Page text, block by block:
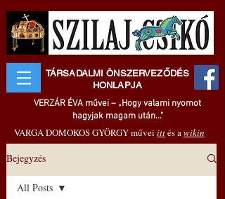
TÁRSADALMI ÖNSZERVEZŐDÉS
HONLAPJA
VERZÁR ÉVA művei – „Hogy valami nyomot
hagyjak magam után..."
VARGA DOMOKOS GYÖRGY művei ittés awikin
Bejegyzés
All Posts